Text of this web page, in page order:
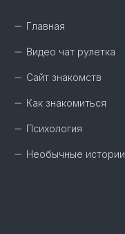
Главная
Видео чат рулетка
Сайт знакомств
Как знакомиться
Психология
Необычные истории